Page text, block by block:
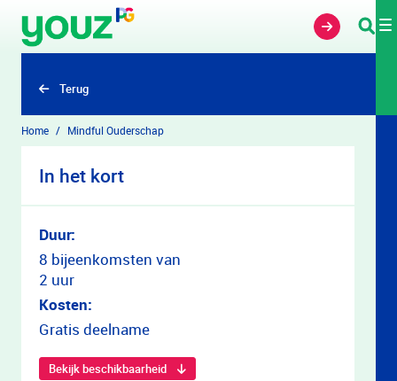
Overslaan en naar hoofdinhoud gaan
Terug
Home Mindful Ouderschap
In het kort
Duur:
8 bijeenkomsten van
2 uur
Kosten:
Gratis deelname
Bekijk beschikbaarheid